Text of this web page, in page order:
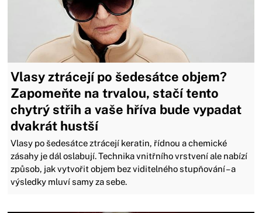
Vlasy ztrácejí po šedesátce objem?
Zapomeňte na trvalou, stačí tento
chytrý střih a vaše hříva bude vypadat
dvakrát hustší
Vlasy po šedesátce ztrácejí keratin, řídnou a chemické
zásahy je dál oslabují. Technika vnitřního vrstvení ale nabízí
způsob, jak vytvořit objem bez viditelného stupňování – a
výsledky mluví samy za sebe.